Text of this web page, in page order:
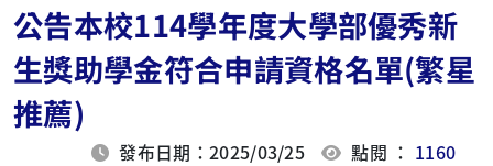
公告本校114學年度大學部優秀新
生獎助學金符合申請資格名單(繁星
推薦)
發布日期：2025/03/25 點閱 ： 1160